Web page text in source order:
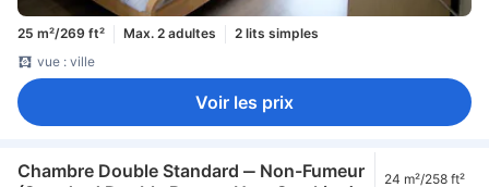
25 m²/269 ft² Max. 2 adultes
2 lits simples
vue : ville
Voir les prix
Chambre Double Standard ‒ Non-Fumeur
24 m²/258 ft²